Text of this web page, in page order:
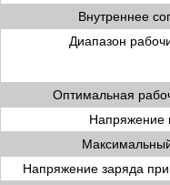
Внутреннее
Диапазон
Оптимальная
Напряжение
Напряжение заряда